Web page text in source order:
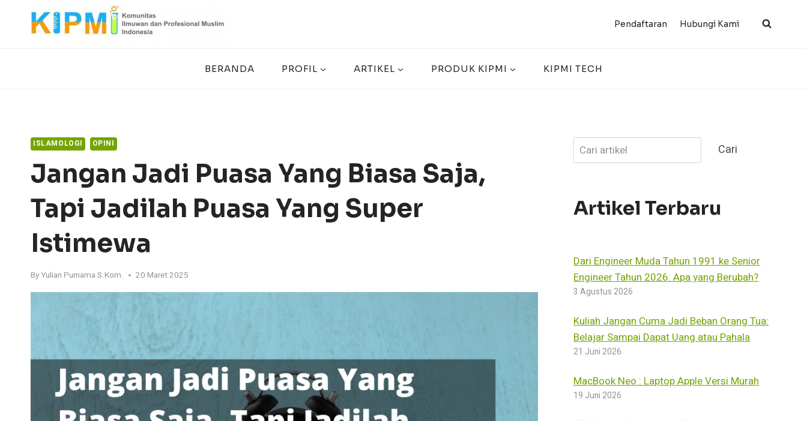
Pendaftaran Hubungi Kami
BERANDA PROFIL ARTIKEL PRODUK KIPMI KIPMI TECH
ISLAMOLOGI OPINI
Jangan Jadi Puasa Yang Biasa Saja,
Tapi Jadilah Puasa Yang Super
Istimewa
ByYulian Purnama S.Kom. 20 Maret 2025
Cari Cari
Artikel Terbaru
Dari Engineer Muda Tahun 1991 ke Senior
Engineer Tahun 2026: Apa yang Berubah?
3 Agustus 2026
Kuliah Jangan Cuma Jadi Beban Orang Tua:
Belajar Sampai Dapat Uang atau Pahala
21 Juni 2026
MacBook Neo : Laptop Apple Versi Murah
19 Juni 2026